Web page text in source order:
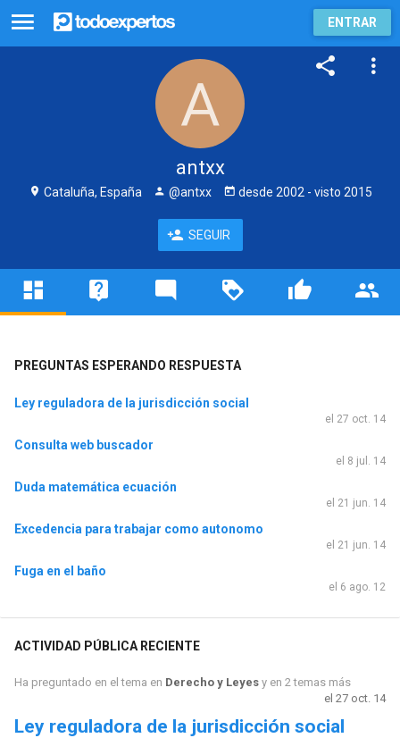
ENTRAR
antxx
Cataluña, España @antxx desde 2002 - visto 2015
SEGUIR
PREGUNTAS ESPERANDO RESPUESTA
Ley reguladora de la jurisdicción social
el 27 oct. 14
Consulta web buscador
el 8 jul. 14
Duda matemática ecuación
el 21 jun. 14
Excedencia para trabajar como autonomo
el 21 jun. 14
Fuga en el baño
el 6 ago. 12
ACTIVIDAD PÚBLICA RECIENTE
Ha preguntado en el tema en Derecho y Leyesy en 2 temas más
el 27 oct. 14
Ley reguladora de la jurisdicción social